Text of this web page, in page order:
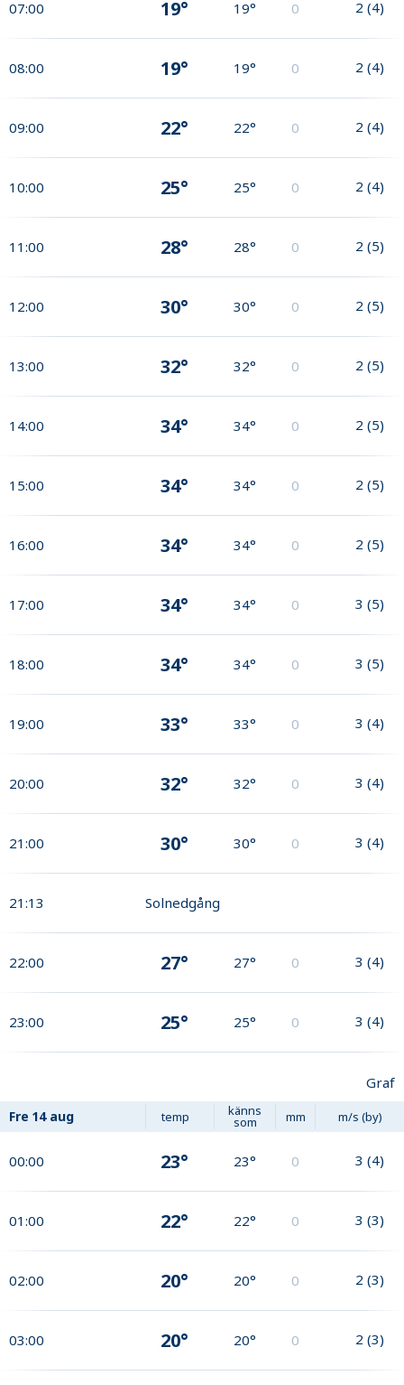
07:00 19° 19° 0 2 (4)
08:00 19° 19° 0 2 (4)
09:00 22° 22° 0 2 (4)
10:00 25° 25° 0 2 (4)
11:00 28° 28° 0 2 (5)
12:00 30° 30° 0 2 (5)
13:00 32° 32° 0 2 (5)
14:00 34° 34° 0 2 (5)
15:00 34° 34° 0 2 (5)
16:00 34° 34° 0 2 (5)
17:00 34° 34° 0 3 (5)
18:00 34° 34° 0 3 (5)
19:00 33° 33° 0 3 (4)
20:00 32° 32° 0 3 (4)
21:00 30° 30° 0 3 (4)
21:13 Solnedgång
22:00 27° 27° 0 3 (4)
23:00 25° 25° 0 3 (4)
Graf
Fre 14 aug temp känns
som mm m/s (by)
00:00 23° 23° 0 3 (4)
01:00 22° 22° 0 3 (3)
02:00 20° 20° 0 2 (3)
03:00 20° 20° 0 2 (3)